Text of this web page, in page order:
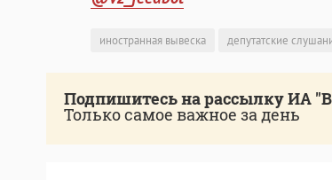
иностранная вывеска депутатские
Подпишитесь на рассылку ИА
Только самое важное за день